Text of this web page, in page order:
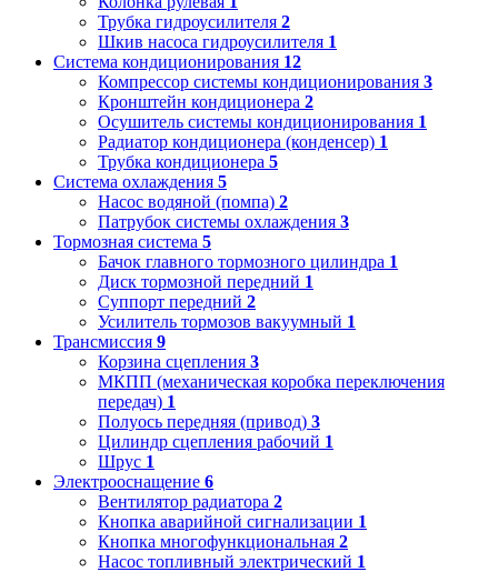
Трубка гидроусилителя 2
Шкив насоса гидроусилителя 1
Система кондиционирования 12
Компрессор системы кондиционирования 3
Кронштейн кондиционера 2
Осушитель системы кондиционирования 1
Радиатор кондиционера (конденсер) 1
Трубка кондиционера 5
Система охлаждения 5
Насос водяной (помпа) 2
Патрубок системы охлаждения 3
Тормозная система 5
Бачок главного тормозного цилиндра 1
Диск тормозной передний 1
Суппорт передний 2
Усилитель тормозов вакуумный 1
Трансмиссия 9
Корзина сцепления 3
МКПП (механическая коробка переключения
передач) 1
Полуось передняя (привод) 3
Цилиндр сцепления рабочий 1
Шрус 1
Электрооснащение 6
Вентилятор радиатора 2
Кнопка аварийной сигнализации 1
Кнопка многофункциональная 2
Насос топливный электрический 1